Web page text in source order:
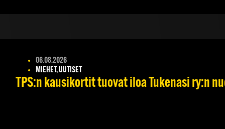
06.08.2026
MIEHET, UUTISET
TPS:n kausikortit tuovat iloa Tukenasi ry:n